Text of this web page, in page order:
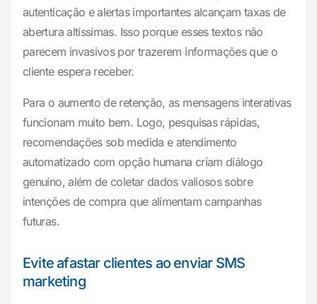
autenticação e alertas importantes alcançam taxas de
abertura altíssimas. Isso porque esses textos não
parecem invasivos por trazerem informações que o
cliente espera receber.
Para o aumento de retenção, as mensagens interativas
funcionam muito bem. Logo, pesquisas rápidas,
recomendações sob medida e atendimento
automatizado com opção humana criam diálogo
genuíno, além de coletar dados valiosos sobre
intenções de compra que alimentam campanhas
futuras.
Evite afastar clientes ao enviar SMS
marketing